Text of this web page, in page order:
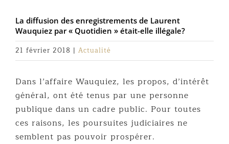
La diffusion des enregistrements de Laurent
Wauquiez par « Quotidien » était-elle illégale?
21 février 2018 | Actualité
Dans l’affaire Wauquiez, les propos, d’intérêt
général, ont été tenus par une personne
publique dans un cadre public. Pour toutes
ces raisons, les poursuites judiciaires ne
semblent pas pouvoir prospérer.